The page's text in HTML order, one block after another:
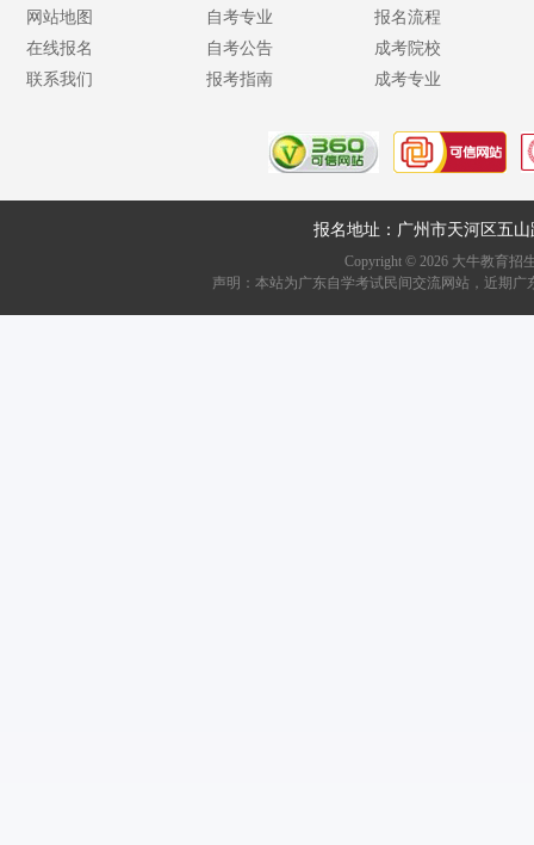
网站地图
在线报名
联系我们
自考专业
自考公告
报考指南
报名流程
成考院校
成考专业
报名地址：广州市天河区五
Copyright © 2026大牛教育招
声明：本站为广东自学考试民间交流网站，近期